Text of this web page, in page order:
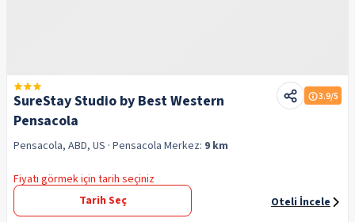
SureStay Studio by Best Western
Pensacola
3.9/5
Pensacola, ABD, US · Pensacola Merkez: 9 km
Fiyatı görmek için tarih seçiniz
Tarih Seç
Oteli İncele